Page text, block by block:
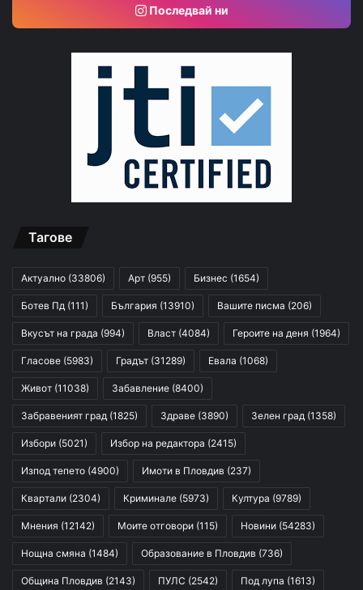
Последвай ни
Тагове
Актуално (33806) Арт (955) Бизнес (1654)
Ботев Пд (111) България (13910) Вашите писма (206)
Вкусът на града (994) Власт (4084) Героите на деня (1964)
Гласове (5983) Градът (31289) Евала (1068)
Живот (11038) Забавление (8400)
Забравеният град (1825) Здраве (3890) Зелен град (1358)
Избори (5021) Избор на редактора (2415)
Изпод тепето (4900) Имоти в Пловдив (237)
Квартали (2304) Криминале (5973) Култура (9789)
Мнения (12142) Моите отговори (115) Новини (54283)
Нощна смяна (1484) Образование в Пловдив (736)
Община Пловдив (2143) ПУЛС (2542) Под лупа (1613)